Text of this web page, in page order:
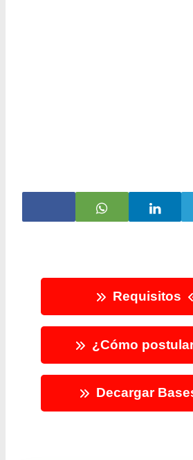
Requisitos
¿Cómo
Decargar